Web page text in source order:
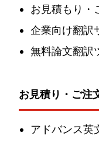
お見積もり・
企業向け翻訳
無料論文翻訳
お見積り・ご注
アドバンス英